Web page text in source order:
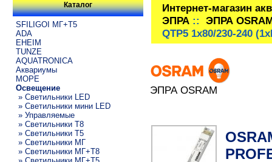
Каталог
SFILIGOI МГ+Т5
ADA
EHEIM
TUNZE
AQUATRONICA
Аквариумы
МОРЕ
Освещение
» Светильники LED
» Светильники мини LED
» Управляемые
» Светильники T8
» Светильники T5
» Светильники МГ
» Светильники МГ+T8
Интернет-магазин
ЭПРА:: ЭПРА
QTP5 1x80/230-240
ЭПРА OSRAM